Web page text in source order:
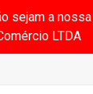
sejam a
LTDA